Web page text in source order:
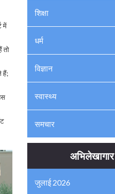
में
तो
हैं;
शिक्षा
धर्म
विज्ञान
स्वास्थ्य
समचार
अभिलेखागार
जुलाई 2026